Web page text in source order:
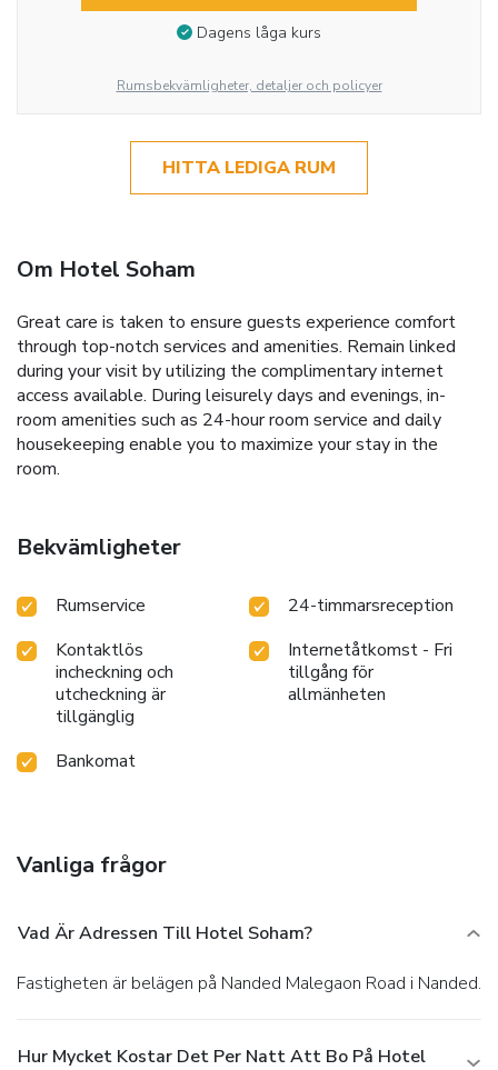
Dagens låga kurs
Rumsbekvämligheter, detaljer och policyer
HITTA LEDIGA RUM
Om Hotel Soham
Great care is taken to ensure guests experience comfort
through top-notch services and amenities. Remain linked
during your visit by utilizing the complimentary internet
access available. During leisurely days and evenings, in-
room amenities such as 24-hour room service and daily
housekeeping enable you to maximize your stay in the
room.
Bekvämligheter
Rumservice
24-timmarsreception
Kontaktlös
incheckning och
utcheckning är
tillgänglig
Internetåtkomst - Fri
tillgång för
allmänheten
Bankomat
Vanliga frågor
Vad Är Adressen Till Hotel Soham?
Fastigheten är belägen på Nanded Malegaon Road i Nanded.
Hur Mycket Kostar Det Per Natt Att Bo På Hotel